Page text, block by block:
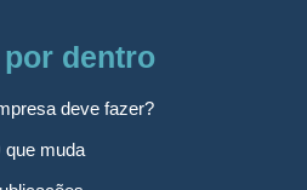
dentro
deve fazer?
que muda